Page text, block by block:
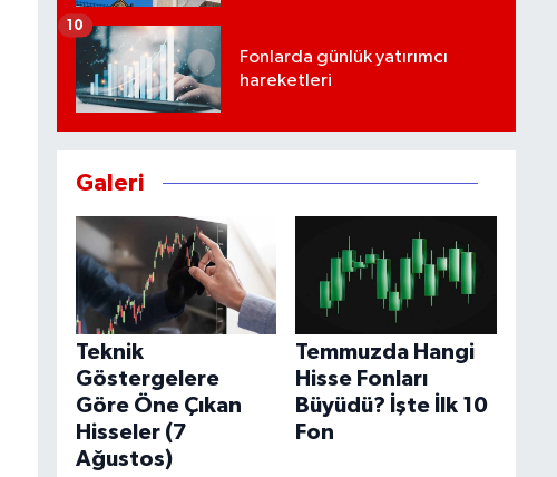
Fonlarda günlük yatırımcı
hareketleri
10
Galeri
Teknik
Göstergelere
Göre Öne Çıkan
Hisseler (7
Ağustos)
Temmuzda Hangi
Hisse Fonları
Büyüdü? İşte İlk 10
Fon